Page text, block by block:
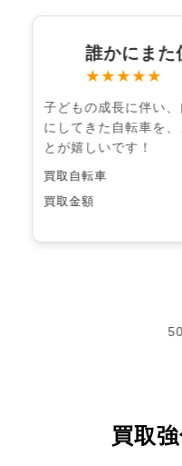
誰かにまた
★★★★★
子どもの成長に伴い
にしてきた自転車を
とが嬉しいです！
買取自転車
買取金額
買取